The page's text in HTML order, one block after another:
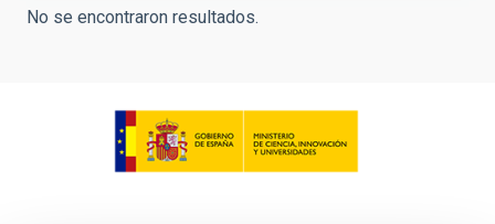
No se encontraron resultados.